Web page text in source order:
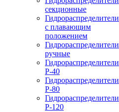
секционные
Гидрораспределители
с плавающим
положением
Гидрораспределители
ручные
Гидрораспределители
Р-40
Гидрораспределители
Р-80
Гидрораспределители
Р-120